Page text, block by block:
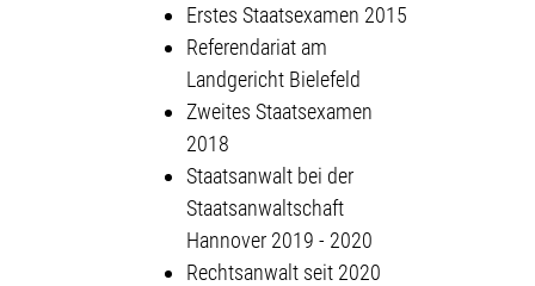
Erstes Staatsexamen 2015
Referendariat am
Landgericht Bielefeld
Zweites Staatsexamen
2018
Staatsanwalt bei der
Staatsanwaltschaft
Hannover 2019 - 2020
Rechtsanwalt seit 2020